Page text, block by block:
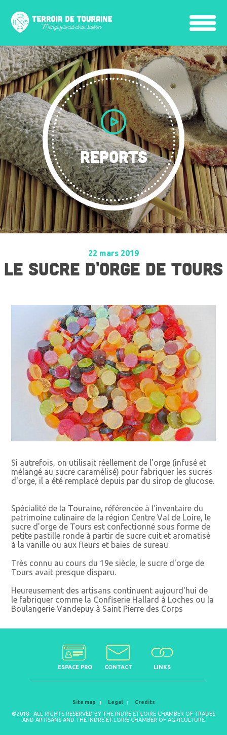
REPORTS
22 mars 2019
LE SUCRE D'ORGE DE TOURS
Si autrefois, on utilisait réellement de l'orge (infusé et
mélangé au sucre caramélisé) pour fabriquer les sucres
d'orge, il a été remplacé depuis par du sirop de glucose.
Spécialité de la Touraine, référencée à l'inventaire du
patrimoine culinaire de la région Centre Val de Loire, le
sucre d'orge de Tours est confectionné sous forme de
petite pastille ronde à partir de sucre cuit et aromatisé
à la vanille ou aux fleurs et baies de sureau.
Très connu au cours du 19e siècle, le sucre d'orge de
Tours avait presque disparu.
Heureusement des artisans continuent aujourd'hui de
le fabriquer comme la Confiserie Hallard à Loches ou la
Boulangerie Vandepuy à Saint Pierre des Corps
ESPACE PRO CONTACT LINKS
Site map Legal Credits
©2018 - ALL RIGHTS RESERVED BY THE INDRE-ET-LOIRE CHAMBER OF TRADES
AND ARTISANS AND THE INDRE-ET-LOIRE CHAMBER OF AGRICULTURE